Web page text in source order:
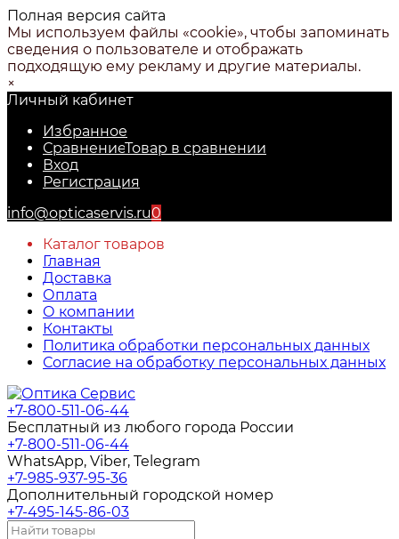
Полная версия сайта
Мы используем файлы «cookie», чтобы запоминать
сведения о пользователе и отображать
подходящую ему рекламу и другие материалы.
×
Личный кабинет
Избранное
СравнениеТовар в сравнении
Вход
Регистрация
info@opticaservis.ru0
Каталог товаров
Главная
Доставка
Оплата
О компании
Контакты
Политика обработки персональных данных
Согласие на обработку персональных данных
+7-800-511-06-44
Бесплатный из любого города России
+7-800-511-06-44
WhatsApp, Viber, Telegram
+7-985-937-95-36
Дополнительный городской номер
+7-495-145-86-03